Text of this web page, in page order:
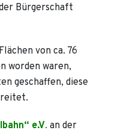
Bürgerschaft
von ca. 76
worden waren,
geschaffen, diese
e.V. an der